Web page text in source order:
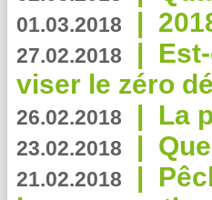
01.03.2018 |
27.02.2018 |
viser le zéro
26.02.2018 | La
23.02.2018 |
21.02.2018 |